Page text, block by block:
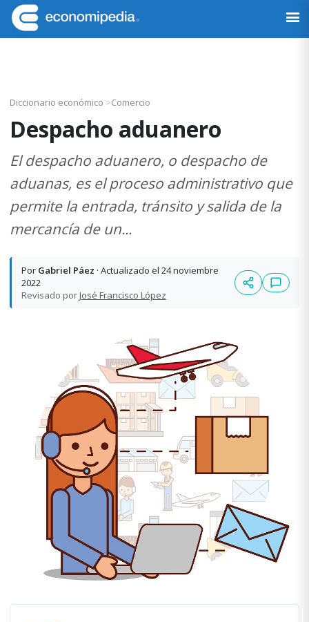
Saltar
a
la
Saltar
al
contenido
Saltar
a
la
Saltar
al
pie
Economipedia
Haciendo
Diccionario económico >Comercio
Despacho aduanero
El despacho aduanero, o despacho de
aduanas, es el proceso administrativo que
permite la entrada, tránsito y salida de la
mercancía de un...
Por Gabriel Páez · Actualizado el 24 noviembre
2022
Revisado porJosé Francisco López